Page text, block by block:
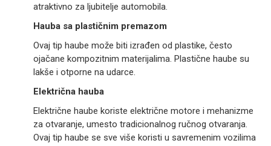
atraktivno za ljubitelje automobila.
Hauba sa plastičnim premazom
Ovaj tip haube može biti izrađen od plastike, često
ojačane kompozitnim materijalima. Plastične haube su
lakše i otporne na udarce.
Električna hauba
Električne haube koriste električne motore i mehanizme
za otvaranje, umesto tradicionalnog ručnog otvaranja.
Ovaj tip haube se sve više koristi u savremenim vozilima